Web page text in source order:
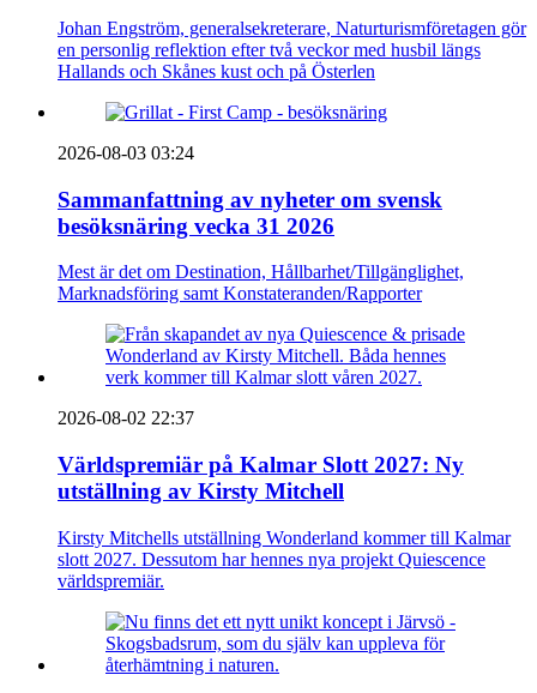
Johan Engström, generalsekreterare, Naturturismföretagen gör
en personlig reflektion efter två veckor med husbil längs
Hallands och Skånes kust och på Österlen
2026-08-03 03:24
Sammanfattning av nyheter om svensk
besöksnäring vecka 31 2026
Mest är det om Destination, Hållbarhet/Tillgänglighet,
Marknadsföring samt Konstateranden/Rapporter
2026-08-02 22:37
Världspremiär på Kalmar Slott 2027: Ny
utställning av Kirsty Mitchell
Kirsty Mitchells utställning Wonderland kommer till Kalmar
slott 2027. Dessutom har hennes nya projekt Quiescence
världspremiär.